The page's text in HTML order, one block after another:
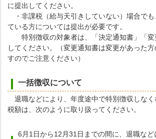
に提出してください。
・非課税（給与天引きしていない）場合でも
ている方については提出が必要です。
特別徴収の対象者は、「決定通知書」「変
してください。（変更通知書は変更があった
すのでご注意ください）
一括徴収について
退職などにより、年度途中で特別徴収しな
税額は、次のように取り扱ってください。
6月1日から12月31日までの間に、退職など